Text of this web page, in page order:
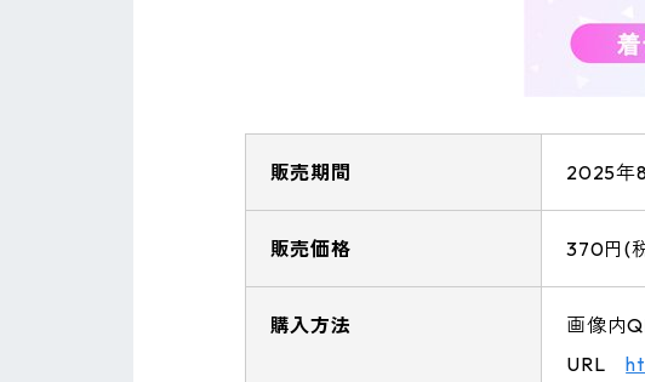
販売期間 2025年
販売価格 370円(
購入方法
画像内
URL